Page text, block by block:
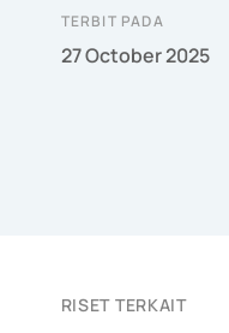
TERBIT PADA
27 October 2025
RISET TERKAIT